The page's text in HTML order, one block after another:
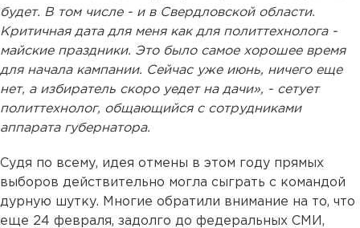
будет. В том числе - и в Свердловской области.
Критичная дата для меня как для политтехнолога -
майские праздники. Это было самое хорошее время
для начала кампании. Сейчас уже июнь, ничего еще
нет, а избиратель скоро уедет на дачи», - сетует
политтехнолог, общающийся с сотрудниками
аппарата губернатора.
Судя по всему, идея отмены в этом году прямых
выборов действительно могла сыграть с командой
дурную шутку. Многие обратили внимание на то, что
еще 24 февраля, задолго до федеральных СМИ,